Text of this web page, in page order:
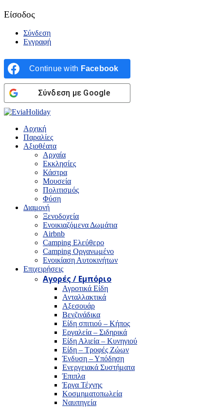
Είσοδος
Σύνδεση
Εγγραφή
Continue with Facebook
Σύνδεση με Google
Αρχική
Παραλίες
Αξιοθέατα
Αρχαία
Εκκλησίες
Κάστρα
Μουσεία
Πολιτισμός
Φύση
Διαμονή
Ξενοδοχεία
Ενοικιαζόμενα Δωμάτια
Airbnb
Camping Ελεύθερο
Camping Οργανωμένο
Ενοικίαση Αυτοκινήτων
Επιχειρήσεις
Αγορές / Εμπόριο
Αγροτικά Είδη
Ανταλλακτικά
Αξεσουάρ
Βενζινάδικα
Είδη σπιτιού – Κήπος
Εργαλεία – Σιδηρικά
Είδη Αλιεία – Κυνηγιού
Είδη – Τροφές Ζώων
Ένδυση – Υπόδηση
Ενεργειακά Συστήματα
Έπιπλα
Έργα Τέχνης
Κοσμηματοπωλεία
Ναυπηγεία